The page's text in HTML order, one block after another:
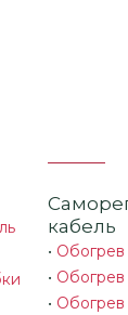
кабель
• Обогрев
• Обогрев
• Обогрев